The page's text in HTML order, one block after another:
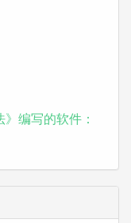
编写的软件：